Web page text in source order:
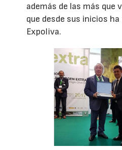
además de las más que
que desde sus inicios
Expoliva.